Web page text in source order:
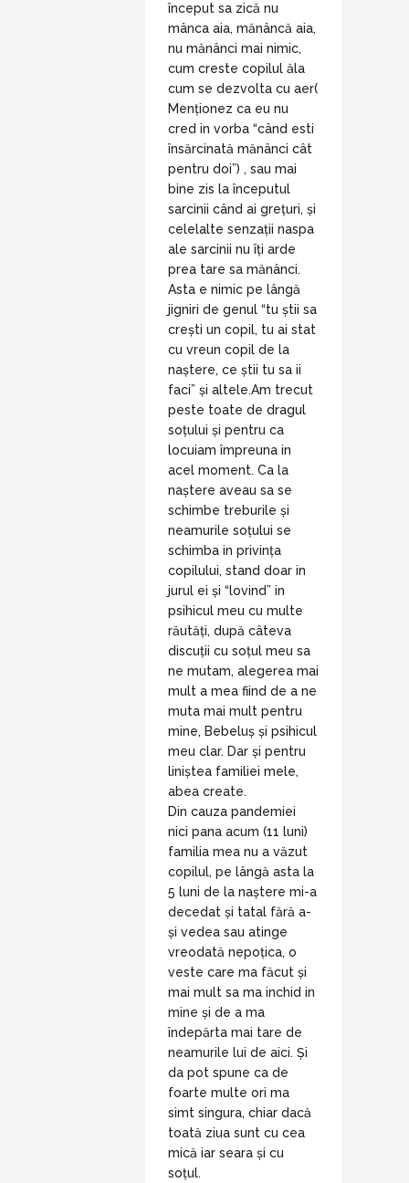
început sa zică nu
mânca aia, mănâncă aia,
nu mănânci mai nimic,
cum creste copilul ăla
cum se dezvolta cu aer(
Menționez ca eu nu
cred in vorba “când esti
însărcinată mănânci cât
pentru doi”) , sau mai
bine zis la începutul
sarcinii când ai grețuri, și
celelalte senzații naspa
ale sarcinii nu îți arde
prea tare sa mănânci.
Asta e nimic pe lângă
jigniri de genul “tu știi sa
crești un copil, tu ai stat
cu vreun copil de la
naștere, ce știi tu sa ii
faci” și altele.Am trecut
peste toate de dragul
soțului și pentru ca
locuiam împreuna in
acel moment. Ca la
naștere aveau sa se
schimbe treburile și
neamurile soțului se
schimba in privința
copilului, stand doar in
jurul ei și “lovind” in
psihicul meu cu multe
răutăți, după câteva
discuții cu soțul meu sa
ne mutam, alegerea mai
mult a mea fiind de a ne
muta mai mult pentru
mine, Bebeluș și psihicul
meu clar. Dar și pentru
liniștea familiei mele,
abea create.
Din cauza pandemiei
nici pana acum (11 luni)
familia mea nu a văzut
copilul, pe lângă asta la
5 luni de la naștere mi-a
decedat și tatal fără a-
și vedea sau atinge
vreodată nepoțica, o
veste care ma făcut și
mai mult sa ma inchid in
mine și de a ma
îndepărta mai tare de
neamurile lui de aici. Și
da pot spune ca de
foarte multe ori ma
simt singura, chiar dacă
toată ziua sunt cu cea
mică iar seara și cu
soțul.